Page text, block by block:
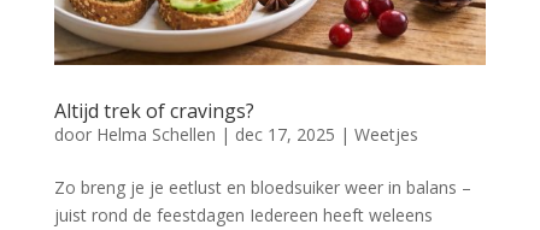
Altijd trek of cravings?
door Helma Schellen | dec 17, 2025 | Weetjes
Zo breng je je eetlust en bloedsuiker weer in balans –
juist rond de feestdagen Iedereen heeft weleens